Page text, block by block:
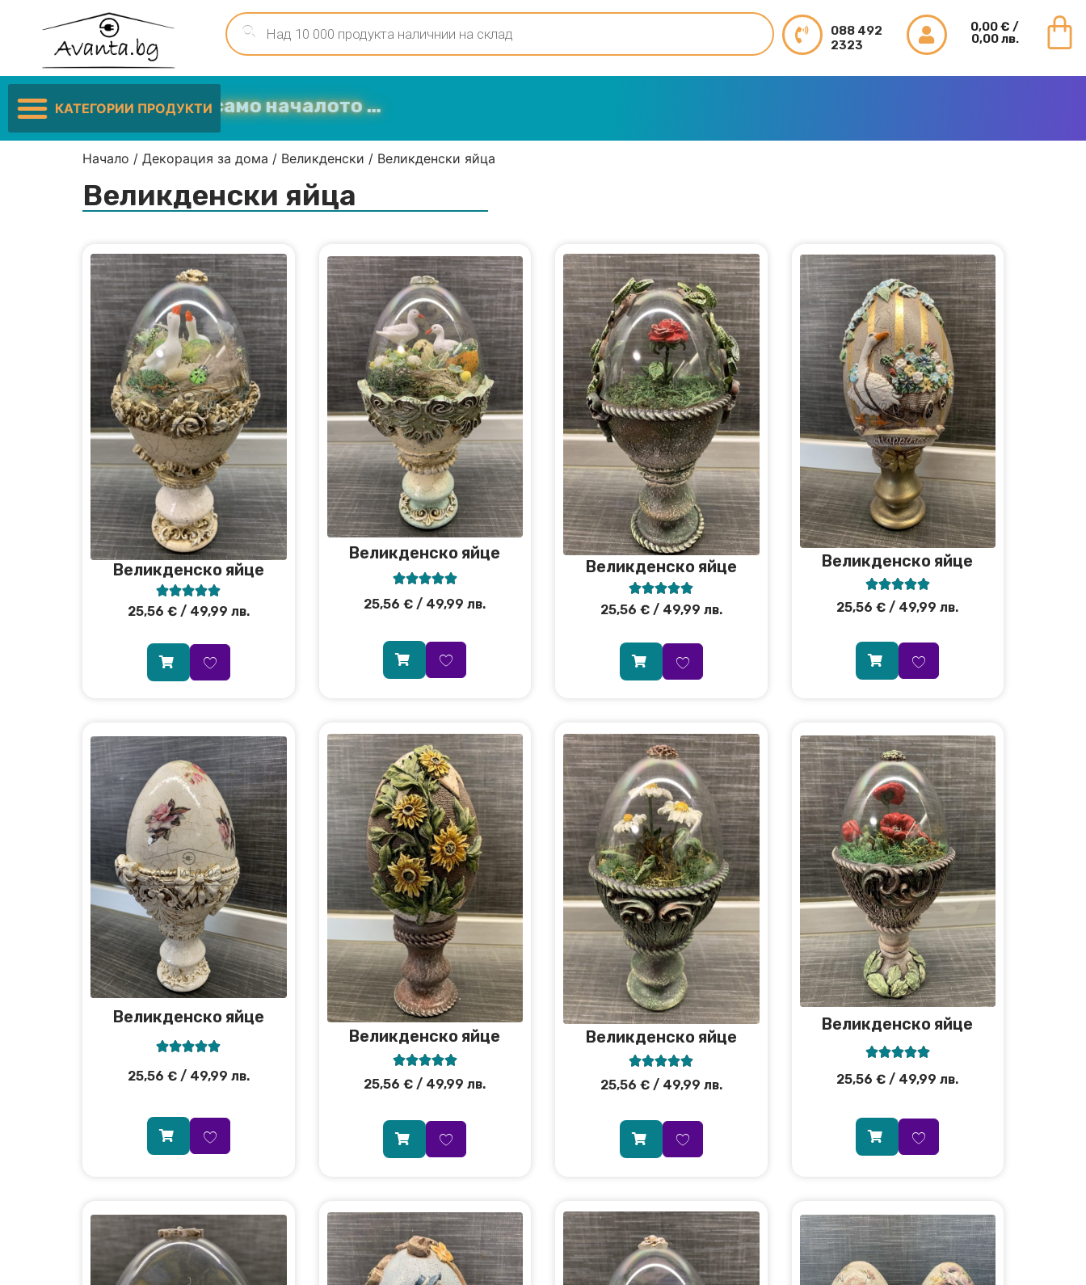
088 492
2323
0,00€ /
0,00 лв.
КАТЕГОРИИ ПРОДУКТИ
цени са само началото …
Начало / Декорация за дома / Великденски / Великденски яйца
Великденски яйца
Великденско яйце

25,56 €/ 49,99 лв.
Великденско яйце

25,56€ / 49,99 лв.
Великденско яйце

25,56 €/ 49,99 лв.
Великденско яйце

25,56€ / 49,99 лв.
Великденско яйце

25,56 €/ 49,99 лв.
Великденско яйце

25,56€ / 49,99 лв.
Великденско яйце

25,56 €/ 49,99 лв.
Великденско яйце

25,56€ / 49,99 лв.